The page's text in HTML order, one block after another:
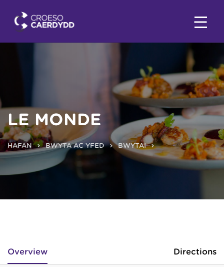
LE MONDE
HAFAN BWYTA AC YFED BWYTAI
Overview Directions